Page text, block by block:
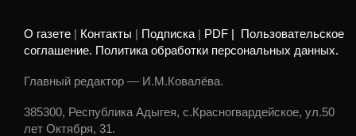
О газете Контакты Подписка PDF |
Пользовательское
соглашение. Политика обработки персональных данных.
Главный редактор — И.М.Ковалёва.
385300, Республика Адыгея, с.Красногвардейское, ул.50
лет Октября, 31.